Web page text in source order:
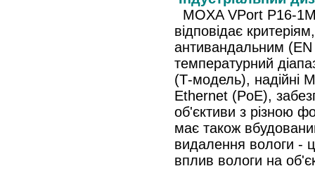
MOXA VPort P16-
відповідає
антивандальним
температурний
(Т-модель), надійні
Ethernet (PoE),
об'єктиви з різною
має також
видалення вологи -
вплив вологи на